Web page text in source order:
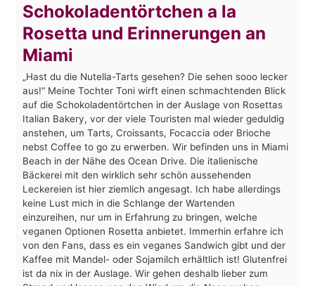
Schokoladentörtchen a la
Rosetta und Erinnerungen an
Miami
„Hast du die Nutella-Tarts gesehen? Die sehen sooo lecker
aus!“ Meine Tochter Toni wirft einen schmachtenden Blick
auf die Schokoladentörtchen in der Auslage von Rosettas
Italian Bakery, vor der viele Touristen mal wieder geduldig
anstehen, um Tarts, Croissants, Focaccia oder Brioche
nebst Coffee to go zu erwerben. Wir befinden uns in Miami
Beach in der Nähe des Ocean Drive. Die italienische
Bäckerei mit den wirklich sehr schön aussehenden
Leckereien ist hier ziemlich angesagt. Ich habe allerdings
keine Lust mich in die Schlange der Wartenden
einzureihen, nur um in Erfahrung zu bringen, welche
veganen Optionen Rosetta anbietet. Immerhin erfahre ich
von den Fans, dass es ein veganes Sandwich gibt und der
Kaffee mit Mandel- oder Sojamilch erhältlich ist! Glutenfrei
ist da nix in der Auslage. Wir gehen deshalb lieber zum